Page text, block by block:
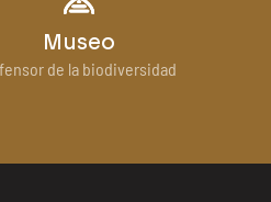
Museo
de la biodiversidad